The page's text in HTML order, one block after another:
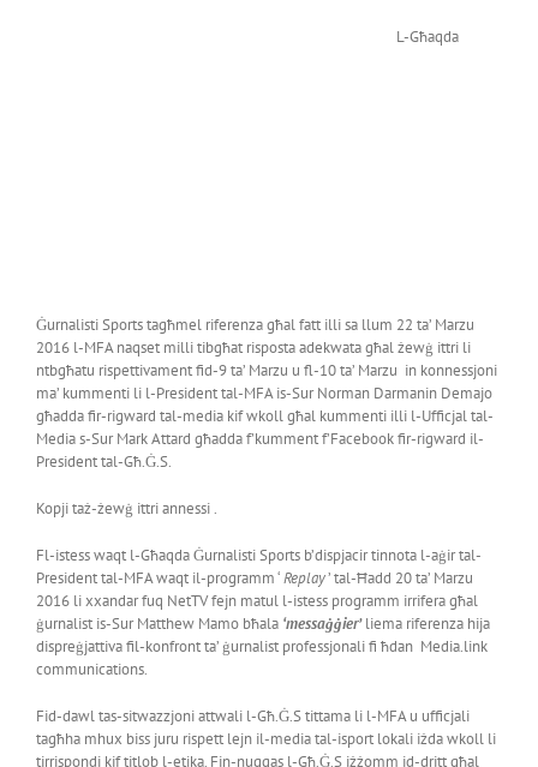
L-Għaqda
Ġurnalisti Sports tagħmel riferenza għal fatt illi sa llum 22 ta’ Marzu
2016 l-MFA naqset milli tibgħat risposta adekwata għal żewġ ittri li
ntbgħatu rispettivament fid-9 ta’ Marzu u fl-10 ta’ Marzu in konnessjoni
ma’ kummenti li l-President tal-MFA is-Sur Norman Darmanin Demajo
għadda fir-rigward tal-media kif wkoll għal kummenti illi l-Ufficjal tal-
Media s-Sur Mark Attard għadda f’kumment f’Facebook fir-rigward il-
President tal-Għ.Ġ.S.
Kopji taż-żewġ ittri annessi .
Fl-istess waqt l-Għaqda Ġurnalisti Sports b’dispjacir tinnota l-aġir tal-
President tal-MFA waqt il-programm ‘Replay’ tal-Ħadd 20 ta’ Marzu
2016 li xxandar fuq NetTV fejn matul l-istess programm irrifera għal
ġurnalist is-Sur Matthew Mamo bħala ‘messaġġier’liema riferenza hija
dispreġjattiva fil-konfront ta’ ġurnalist professjonali fi ħdan Media.link
communications.
Fid-dawl tas-sitwazzjoni attwali l-Għ.Ġ.S tittama li l-MFA u ufficjali
tagħha mhux biss juru rispett lejn il-media tal-isport lokali iżda wkoll li
tirrispondi kif titlob l-etika. Fin-nuqqas l-Għ.Ġ.S iżżomm id-dritt għal